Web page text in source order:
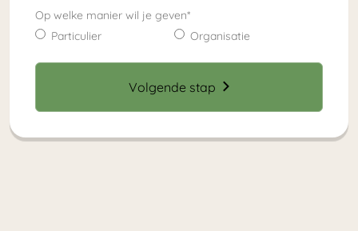
Op welke manier wil je geven*
Particulier
Organisatie
Volgende stap